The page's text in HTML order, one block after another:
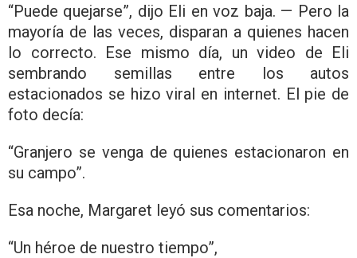
“Puede quejarse”, dijo Eli en voz baja. — Pero la
mayoría de las veces, disparan a quienes hacen
lo correcto. Ese mismo día, un video de Eli
sembrando semillas entre los autos
estacionados se hizo viral en internet. El pie de
foto decía:
“Granjero se venga de quienes estacionaron en
su campo”.
Esa noche, Margaret leyó sus comentarios:
“Un héroe de nuestro tiempo”,